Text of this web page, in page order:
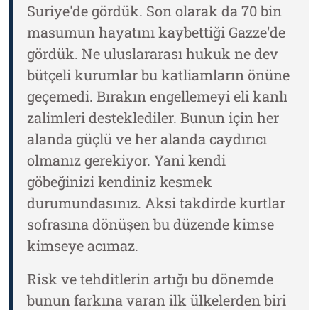
Suriye'de gördük. Son olarak da 70 bin
masumun hayatını kaybettiği Gazze'de
gördük. Ne uluslararası hukuk ne dev
bütçeli kurumlar bu katliamların önüne
geçemedi. Bırakın engellemeyi eli kanlı
zalimleri desteklediler. Bunun için her
alanda güçlü ve her alanda caydırıcı
olmanız gerekiyor. Yani kendi
göbeğinizi kendiniz kesmek
durumundasınız. Aksi takdirde kurtlar
sofrasına dönüşen bu düzende kimse
kimseye acımaz.
Risk ve tehditlerin artığı bu dönemde
bunun farkına varan ilk ülkelerden biri